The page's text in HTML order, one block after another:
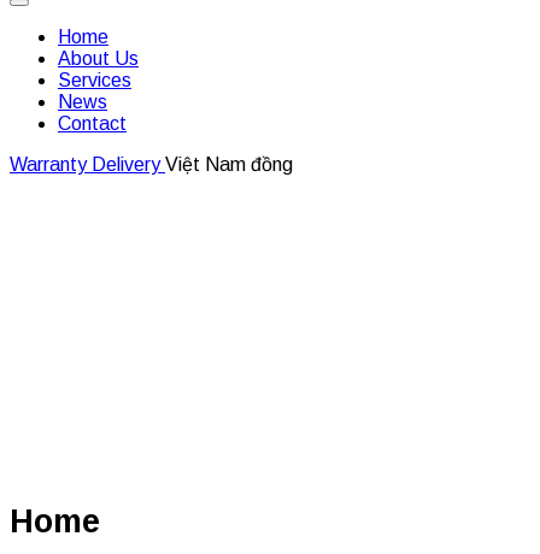
Open
ButtonHome
About Us
Services
News
Contact
Close
Warranty DeliveryViệt Nam đồng
Home